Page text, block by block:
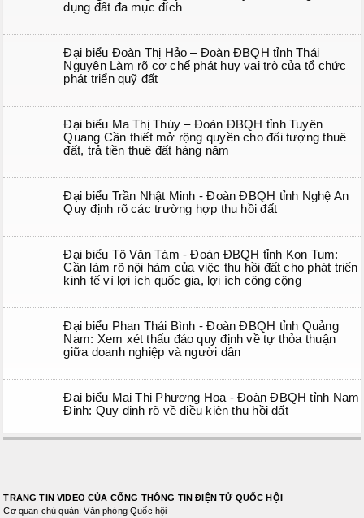
dụng đất đa mục đích
Đại biểu Đoàn Thị Hảo – Đoàn ĐBQH tỉnh Thái
Nguyên Làm rõ cơ chế phát huy vai trò của tổ chức
phát triển quỹ đất
Đại biểu Ma Thị Thúy – Đoàn ĐBQH tỉnh Tuyên
Quang Cần thiết mở rộng quyền cho đối tượng thuê
đất, trả tiền thuê đất hàng năm
Đại biểu Trần Nhật Minh - Đoàn ĐBQH tỉnh Nghệ An
Quy định rõ các trường hợp thu hồi đất
Đại biểu Tô Văn Tám - Đoàn ĐBQH tỉnh Kon Tum:
Cần làm rõ nội hàm của việc thu hồi đất cho phát triển
kinh tế vì lợi ích quốc gia, lợi ích công cộng
Đại biểu Phan Thái Bình - Đoàn ĐBQH tỉnh Quảng
Nam: Xem xét thấu đáo quy định về tự thỏa thuận
giữa doanh nghiệp và người dân
Đại biểu Mai Thị Phương Hoa - Đoàn ĐBQH tỉnh Nam
Định: Quy định rõ về điều kiện thu hồi đất
TRANG TIN VIDEO CỦA CỔNG THÔNG TIN ĐIỆN TỬ QUỐC HỘI
Cơ quan chủ quản: Văn phòng Quốc hội